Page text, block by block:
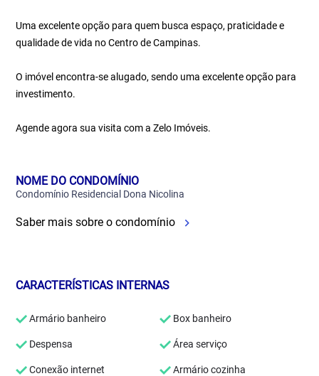
Uma excelente opção para quem busca espaço, praticidade e
qualidade de vida no Centro de Campinas.
O imóvel encontra-se alugado, sendo uma excelente opção para
investimento.
Agende agora sua visita com a Zelo Imóveis.
NOME DO CONDOMÍNIO
Condomínio Residencial Dona Nicolina
Saber mais sobre o condomínio
CARACTERÍSTICAS INTERNAS
Armário banheiro Box banheiro
Despensa Área serviço
Conexão internet Armário cozinha